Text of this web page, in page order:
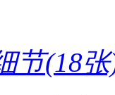
节(18